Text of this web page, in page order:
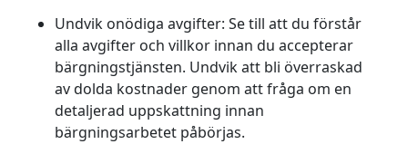
Undvik onödiga avgifter: Se till att du förstår
alla avgifter och villkor innan du accepterar
bärgningstjänsten. Undvik att bli överraskad
av dolda kostnader genom att fråga om en
detaljerad uppskattning innan
bärgningsarbetet påbörjas.